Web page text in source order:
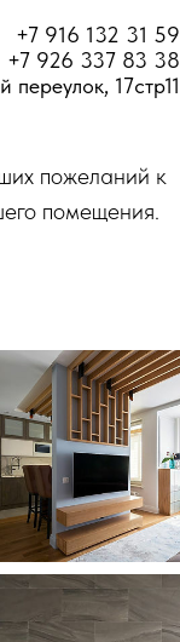
+7 916 132 31 59
+7 926 337 83 38
переулок, 17стр11
пожеланий к
помещения.